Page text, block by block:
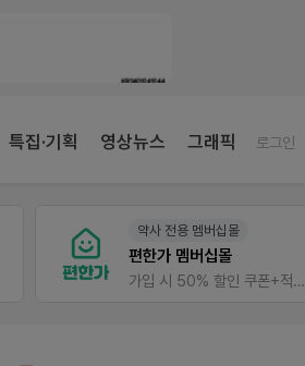
특집·기획 영상뉴스 그래픽 로그인
약사 전용 멤버십몰
편한가 멤버십몰
가입 시 50% 할인 쿠폰+적립금까지!